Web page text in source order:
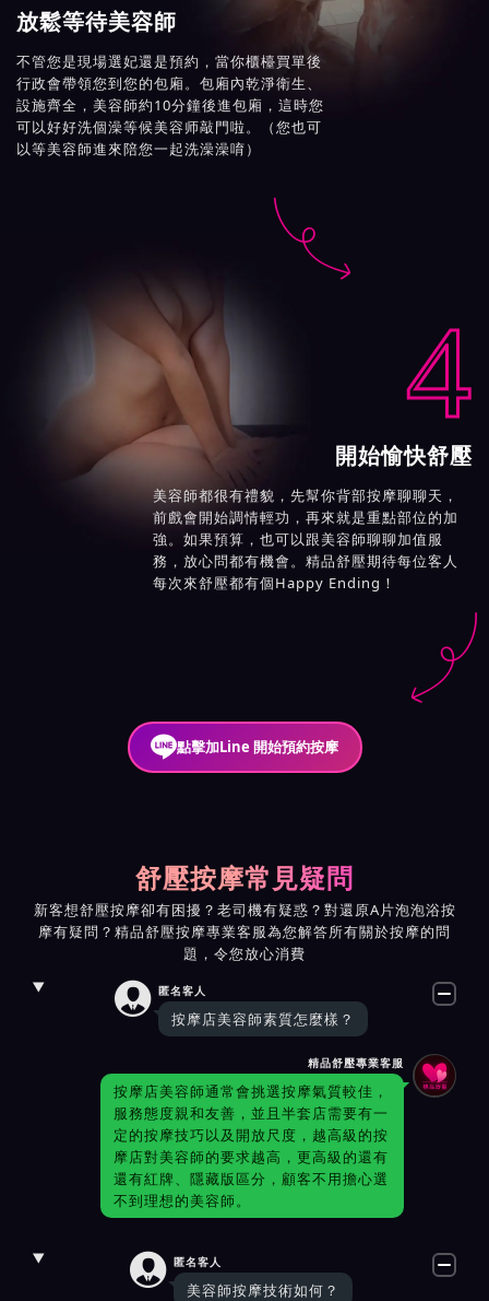
放鬆等待美容師
不管您是現場選妃還是預約，當你櫃檯買單後
行政會帶領您到您的包廂。包廂內乾淨衛生、
設施齊全，美容師約10分鐘後進包廂，這時您
可以好好洗個澡等候美容师敲門啦。（您也可
以等美容師進來陪您一起洗澡澡唷）

4
開始愉快舒壓
美容師都很有禮貌，先幫你背部按摩聊聊天，
前戲會開始調情輕功，再來就是重點部位的加
強。如果預算，也可以跟美容師聊聊加值服
務，放心問都有機會。精品舒壓期待每位客人
每次來舒壓都有個Happy Ending！
點擊加Line 開始預約按摩
舒壓按摩常見疑問
新客想舒壓按摩卻有困擾？老司機有疑惑？對還原A片泡泡浴按
摩有疑問？精品舒壓按摩專業客服為您解答所有關於按摩的問
題，令您放心消費
 匿名客人
按摩店美容師素質怎麼樣？
精品舒壓專業客服
按摩店美容師通常會挑選按摩氣質較佳，
服務態度親和友善，並且半套店需要有一
定的按摩技巧以及開放尺度，越高級的按
摩店對美容師的要求越高，更高級的還有
還有紅牌、隱藏版區分，顧客不用擔心選
不到理想的美容師。
 匿名客人
美容師按摩技術如何？